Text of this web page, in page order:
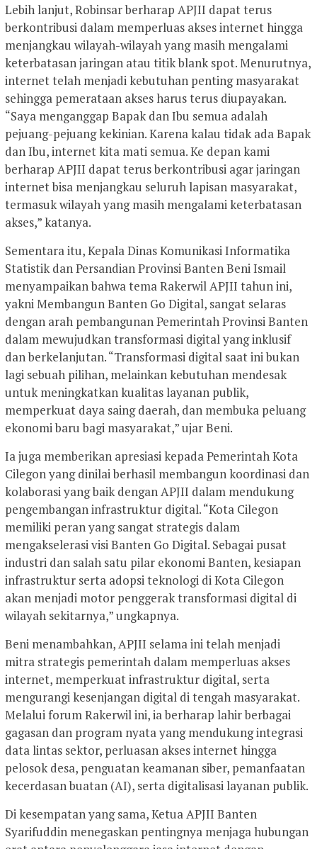
Lebih lanjut, Robinsar berharap APJII dapat terus
berkontribusi dalam memperluas akses internet hingga
menjangkau wilayah-wilayah yang masih mengalami
keterbatasan jaringan atau titik blank spot. Menurutnya,
internet telah menjadi kebutuhan penting masyarakat
sehingga pemerataan akses harus terus diupayakan.
“Saya menganggap Bapak dan Ibu semua adalah
pejuang-pejuang kekinian. Karena kalau tidak ada Bapak
dan Ibu, internet kita mati semua. Ke depan kami
berharap APJII dapat terus berkontribusi agar jaringan
internet bisa menjangkau seluruh lapisan masyarakat,
termasuk wilayah yang masih mengalami keterbatasan
akses,” katanya.
Sementara itu, Kepala Dinas Komunikasi Informatika
Statistik dan Persandian Provinsi Banten Beni Ismail
menyampaikan bahwa tema Rakerwil APJII tahun ini,
yakni Membangun Banten Go Digital, sangat selaras
dengan arah pembangunan Pemerintah Provinsi Banten
dalam mewujudkan transformasi digital yang inklusif
dan berkelanjutan. “Transformasi digital saat ini bukan
lagi sebuah pilihan, melainkan kebutuhan mendesak
untuk meningkatkan kualitas layanan publik,
memperkuat daya saing daerah, dan membuka peluang
ekonomi baru bagi masyarakat,” ujar Beni.
Ia juga memberikan apresiasi kepada Pemerintah Kota
Cilegon yang dinilai berhasil membangun koordinasi dan
kolaborasi yang baik dengan APJII dalam mendukung
pengembangan infrastruktur digital. “Kota Cilegon
memiliki peran yang sangat strategis dalam
mengakselerasi visi Banten Go Digital. Sebagai pusat
industri dan salah satu pilar ekonomi Banten, kesiapan
infrastruktur serta adopsi teknologi di Kota Cilegon
akan menjadi motor penggerak transformasi digital di
wilayah sekitarnya,” ungkapnya.
Beni menambahkan, APJII selama ini telah menjadi
mitra strategis pemerintah dalam memperluas akses
internet, memperkuat infrastruktur digital, serta
mengurangi kesenjangan digital di tengah masyarakat.
Melalui forum Rakerwil ini, ia berharap lahir berbagai
gagasan dan program nyata yang mendukung integrasi
data lintas sektor, perluasan akses internet hingga
pelosok desa, penguatan keamanan siber, pemanfaatan
kecerdasan buatan (AI), serta digitalisasi layanan publik.
Di kesempatan yang sama, Ketua APJII Banten
Syarifuddin menegaskan pentingnya menjaga hubungan